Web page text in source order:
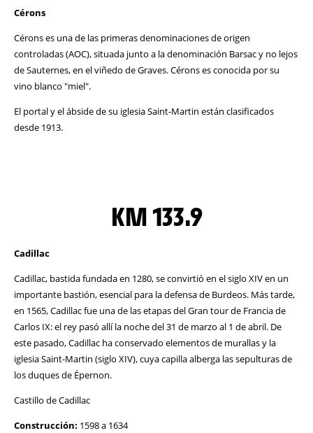
Cérons
Cérons es una de las primeras denominaciones de origen
controladas (AOC), situada junto a la denominación Barsac y no lejos
de Sauternes, en el viñedo de Graves. Cérons es conocida por su
vino blanco "miel".
El portal y el ábside de su iglesia Saint-Martin están clasificados
desde 1913.
KM 133.9
Cadillac
Cadillac, bastida fundada en 1280, se convirtió en el siglo XIV en un
importante bastión, esencial para la defensa de Burdeos. Más tarde,
en 1565, Cadillac fue una de las etapas del Gran tour de Francia de
Carlos IX: el rey pasó allí la noche del 31 de marzo al 1 de abril. De
este pasado, Cadillac ha conservado elementos de murallas y la
iglesia Saint-Martin (siglo XIV), cuya capilla alberga las sepulturas de
los duques de Épernon.
Castillo de Cadillac
Construcción: 1598 a 1634